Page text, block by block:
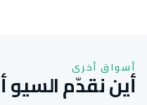
أسواق أخرى
أين نقدّم السيو